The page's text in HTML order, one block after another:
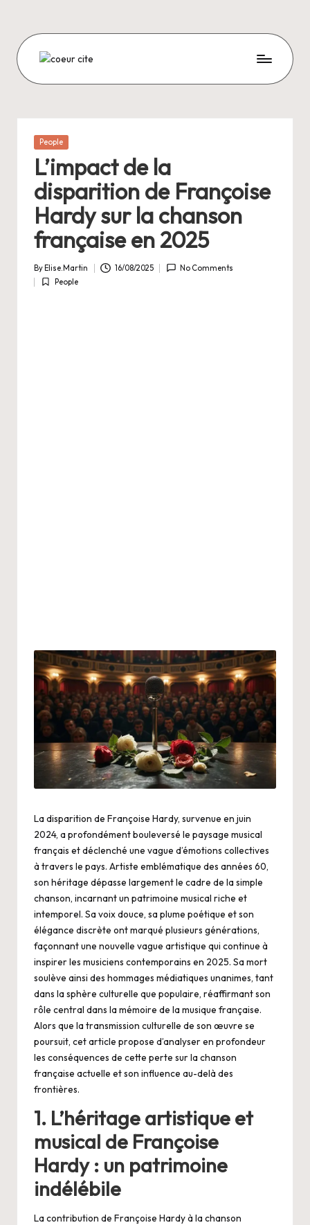
content
C
E
U
R
C
I
T
E
Posted
People
L’impact de la
disparition de Françoise
Hardy sur la chanson
française en 2025
Posted
by
By Elise.Martin 16/08/2025 No Comments
Posted
People
La disparition de Françoise Hardy, survenue en juin
2024, a profondément bouleversé le paysage musical
français et déclenché une vague d’émotions collectives
à travers le pays. Artiste emblématique des années 60,
son héritage dépasse largement le cadre de la simple
chanson, incarnant un patrimoine musical riche et
intemporel. Sa voix douce, sa plume poétique et son
élégance discrète ont marqué plusieurs générations,
façonnant une nouvelle vague artistique qui continue à
inspirer les musiciens contemporains en 2025. Sa mort
soulève ainsi des hommages médiatiques unanimes, tant
dans la sphère culturelle que populaire, réaffirmant son
rôle central dans la mémoire de la musique française.
Alors que la transmission culturelle de son œuvre se
poursuit, cet article propose d’analyser en profondeur
les conséquences de cette perte sur la chanson
française actuelle et son influence au-delà des
frontières.
1. L’héritage artistique et
musical de Françoise
Hardy : un patrimoine
indélébile
La contribution de Françoise Hardy à la chanson